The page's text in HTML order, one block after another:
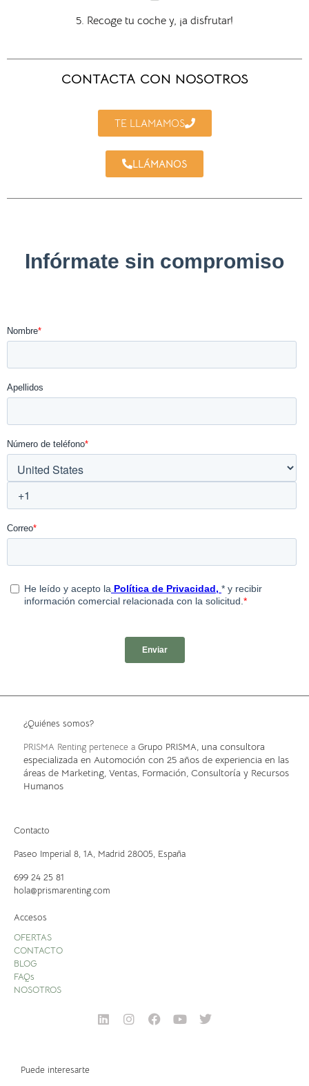
5. Recoge tu coche y, ¡a disfrutar!
CONTACTA CON NOSOTROS
TE LLAMAMOS
LLÁMANOS
¿Quiénes somos?
PRISMA Renting pertenece a Grupo PRISMA, una consultora
especializada en Automoción con 25 años de experiencia en las
áreas de Marketing, Ventas, Formación, Consultoría y Recursos
Humanos
Contacto
Paseo Imperial 8, 1A, Madrid 28005, España
699 24 25 81
hola@prismarenting.com
Accesos
OFERTAS
CONTACTO
BLOG
FAQs
NOSOTROS
Puede interesarte